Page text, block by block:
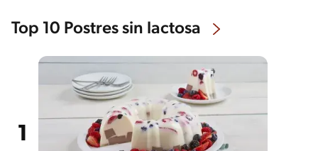
Top 10 Postres sin lactosa